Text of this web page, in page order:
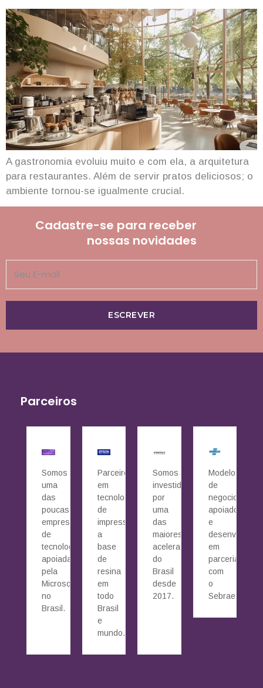
A gastronomia evoluiu muito e com ela, a arquitetura
para restaurantes. Além de servir pratos deliciosos; o
ambiente tornou-se igualmente crucial.
Cadastre-se para receber
nossas novidades
ESCREVER
Parceiros
Somos
uma
das
poucas
empresas
de
tecnologia
apoiada
pela
Microsoft
no
Brasil.
Parceiros
em
tecnologia
de
impressão
a
base
de
resina
em
todo
Brasil
e
mundo.
Somos
investidos
por
uma
das
maiores
aceleradoras
do
Brasil
desde
2017.
Modelo
de
negocio
apoiado
e
desenvolvido
em
parceria
com
o
Sebrae.